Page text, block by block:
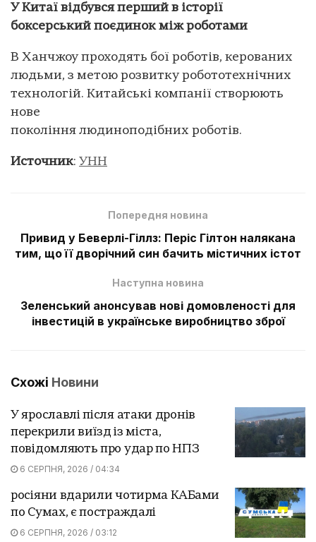
У Китаї відбувся перший в історії
боксерський поєдинок між роботами
В Ханчжоу проходять бої роботів, керованих
людьми, з метою розвитку робототехнічних
технологій. Китайські компанії створюють
нове
покоління людиноподібних роботів.
Источник: УНН
Попередня новина
Привид у Беверлі-Гіллз: Періс Гілтон налякана
тим, що її дворічний син бачить містичних істот
Наступна новина
Зеленський анонсував нові домовленості для
інвестицій в українське виробництво зброї
Схожі Новини
У ярославлі після атаки дронів
перекрили виїзд із міста,
повідомляють про удар по НПЗ
6 СЕРПНЯ, 2026 / 04:34
росіяни вдарили чотирма КАБами
по Сумах, є постраждалі
6 СЕРПНЯ, 2026 / 03:12